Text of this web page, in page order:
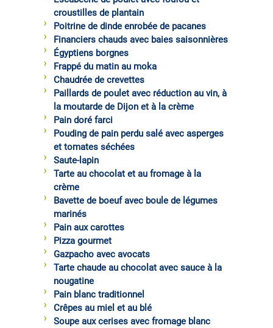
croustilles de plantain
Poitrine de dinde enrobée de pacanes
Financiers chauds avec baies saisonnières
Égyptiens borgnes
Frappé du matin au moka
Chaudrée de crevettes
Paillards de poulet avec réduction au vin, à
la moutarde de Dijon et à la crème
Pain doré farci
Pouding de pain perdu salé avec asperges
et tomates séchées
Saute-lapin
Tarte au chocolat et au fromage à la
crème
Bavette de boeuf avec boule de légumes
marinés
Pain aux carottes
Pizza gourmet
Gazpacho avec avocats
Tarte chaude au chocolat avec sauce à la
nougatine
Pain blanc traditionnel
Crêpes au miel et au blé
Soupe aux cerises avec fromage blanc